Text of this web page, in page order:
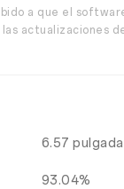
a que el
actualizaciones
6.57
93.04%